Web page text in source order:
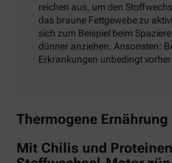
reichen aus, um den
das braune Fettgewebe zu
sich zum Beispiel beim
dünner anziehen. Ansonsten:
Erkrankungen unbedingt
Thermogene Ernährung
Mit Chilis und